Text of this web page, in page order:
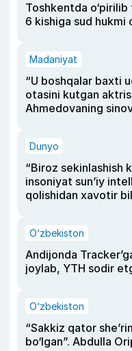
Toshkentda o‘pirilib
6 kishiga sud hukmi
Madaniyat
“U boshqalar baxti
otasini kutgan
Ahmedovaning
Dunyo
“Biroz sekinlashish
insoniyat sun’iy
qolishidan xavotir
O‘zbekiston
Andijonda
joylab, YTH sodir
O‘zbekiston
“Sakkiz qator
bo‘lgan”. Abdulla